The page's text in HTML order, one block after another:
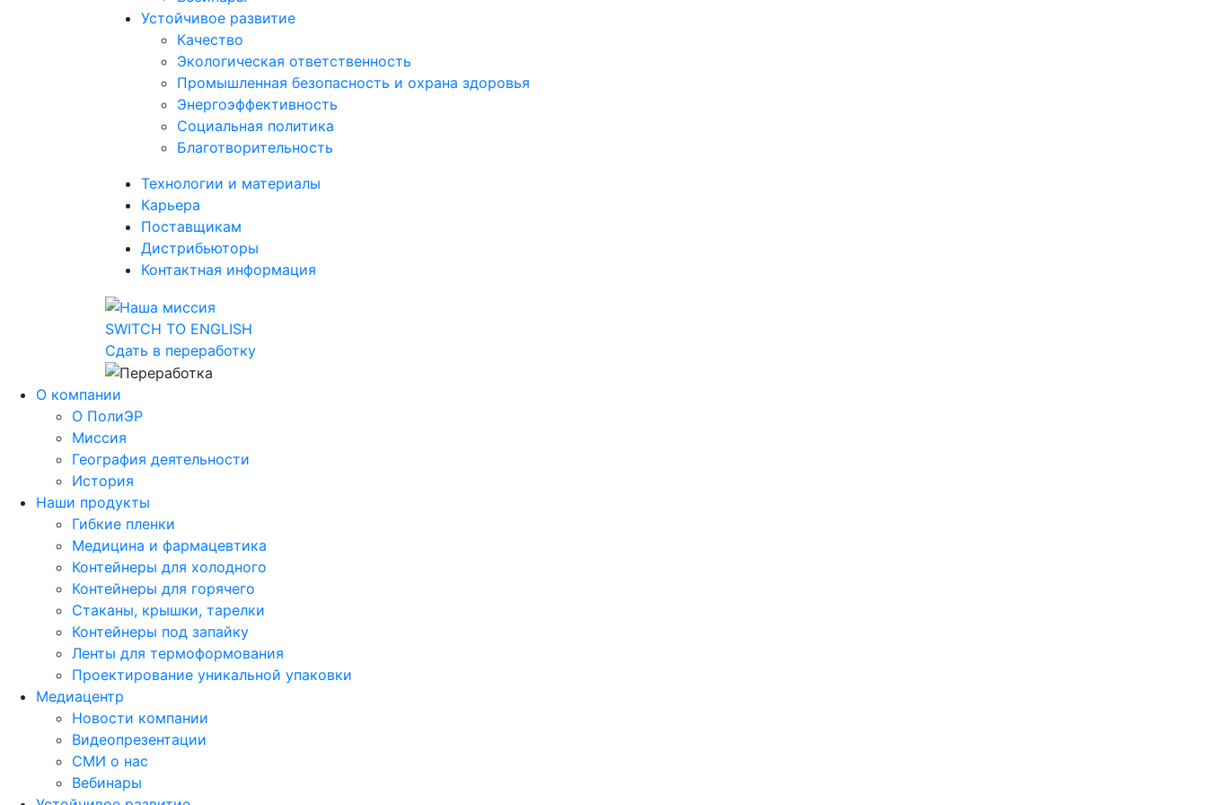
Устойчивое развитие
Качество
Экологическая ответственность
Промышленная безопасность и охрана здоровья
Энергоэффективность
Социальная политика
Благотворительность
Технологии и материалы
Карьера
Поставщикам
Дистрибьюторы
Контактная информация
SWITCH TO ENGLISH
Сдать в переработку
О компании
О ПолиЭР
Миссия
География деятельности
История
Наши продукты
Гибкие пленки
Медицина и фармацевтика
Контейнеры для холодного
Контейнеры для горячего
Стаканы, крышки, тарелки
Контейнеры под запайку
Ленты для термоформования
Проектирование уникальной упаковки
Медиацентр
Новости компании
Видеопрезентации
СМИ о нас
Вебинары